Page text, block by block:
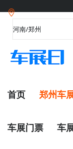
首页 郑州车
车展门票 车